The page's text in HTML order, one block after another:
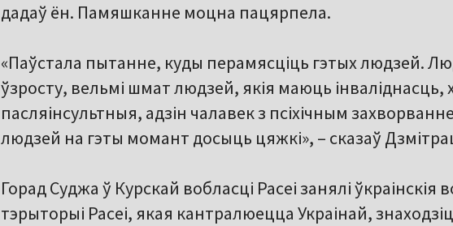
дадаў ён. Памяшканне моцна пацярпела.
«Паўстала пытанне, куды перамясціць гэтых людзей.
ўзросту, вельмі шмат людзей, якія маюць інваліднасць,
пасляінсультныя, адзін чалавек з псіхічным
людзей на гэты момант досыць цяжкі», – сказаў
Горад Суджа ў Курскай вобласці Расеі занялі ўкраінскія
тэрыторыі Расеі, якая кантралюецца Украінай,